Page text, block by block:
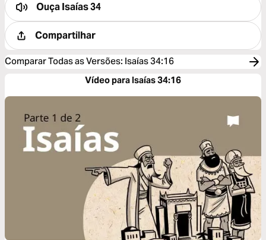
OuçaIsaías 34
Compartilhar
Comparar Todas as Versões: Isaías 34:16
Vídeo para Isaías 34:16